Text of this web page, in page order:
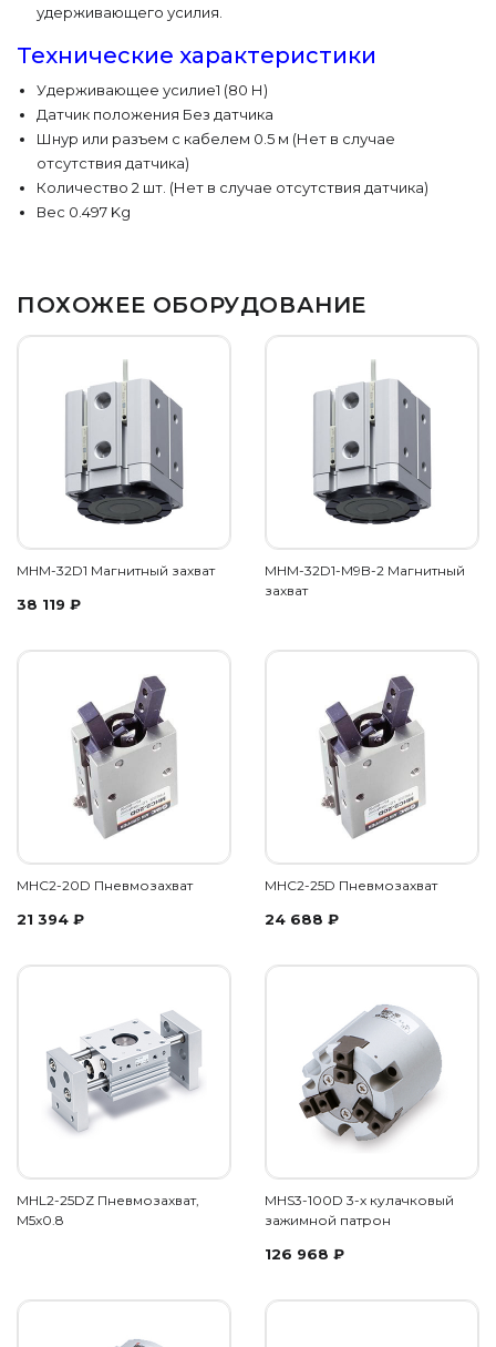
удерживающего усилия.
Технические характеристики
Удерживающее усилие1 (80 Н)
Датчик положения Без датчика
Шнур или разъем с кабелем 0.5 м (Нет в случае
отсутствия датчика)
Количество 2 шт. (Нет в случае отсутствия датчика)
Вес 0.497 Kg
ПОХОЖЕЕ ОБОРУДОВАНИЕ
MHM-32D1 Магнитный захват
38 119 ₽
MHM-32D1-M9B-2 Магнитный
захват
MHC2-20D Пневмозахват
21 394 ₽
MHC2-25D Пневмозахват
24 688 ₽
MHL2-25DZ Пневмозахват,
М5х0.8
MHS3-100D 3-х кулачковый
зажимной патрон
126 968 ₽